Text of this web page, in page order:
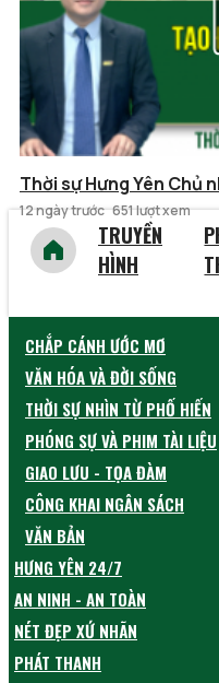
Thời sự Hưng Yên Chủ
12 ngày trước 651 lượt xem
TRUYỀN
HÌNH
CHẮP CÁNH ƯỚC MƠ
VĂN HÓA VÀ ĐỜI SỐNG
THỜI SỰ NHÌN TỪ PHỐ HIẾN
PHÓNG SỰ VÀ PHIM TÀI LIỆU
GIAO LƯU - TỌA ĐÀM
CÔNG KHAI NGÂN SÁCH
VĂN BẢN
HƯNG YÊN 24/7
AN NINH - AN TOÀN
NÉT ĐẸP XỨ NHÃN
PHÁT THANH